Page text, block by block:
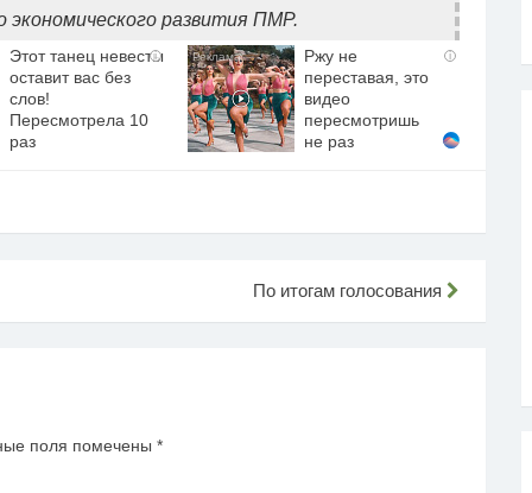
развития ПМР.
i
Этот танец невесты
оставит вас без
слов!
Пересмотрела 10
раз
i
Ржу не
переставая, это
видео
пересмотришь
не раз
По итогам голосования
поля помечены *